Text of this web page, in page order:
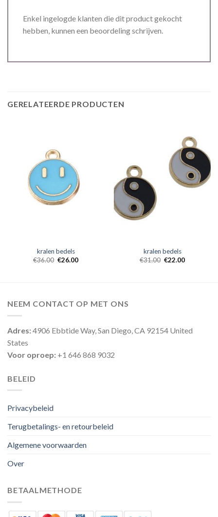
Enkel ingelogde klanten die dit product gekocht
hebben, kunnen een beoordeling schrijven.
GERELATEERDE PRODUCTEN
kralen bedels
€36.00 €26.00
kralen bedels
€31.00 €22.00
NEEM CONTACT OP MET ONS
Adres:4906 Ebbtide Way, San Diego, CA 92154 United
States
Voor oproep: +1 646 868 9032
BELEID
Privacybeleid
Terugbetalings- en retourbeleid
Algemene voorwaarden
Over
BETAALMETHODE